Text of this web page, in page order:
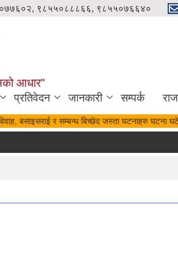
९८५५०८८८६६, ९८५५०७६६४०
आधार"
प्रतिवेदन जानकारी सम्पर्क
बसाइसराई र सम्बन्ध बिच्छेद जस्ता घटनाहरु घटना